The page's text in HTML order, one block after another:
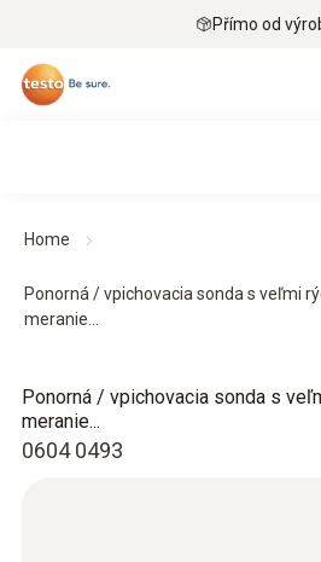
Přímo od
Home
Ponorná / vpichovacia sonda s veľmi
meranie...
0604 0493
Ponorná / vpichovacia sonda s
meranie...